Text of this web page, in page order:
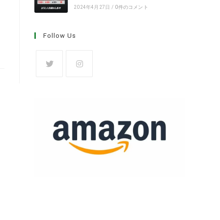
2024年4月27日 / 0件のコメント
Follow Us